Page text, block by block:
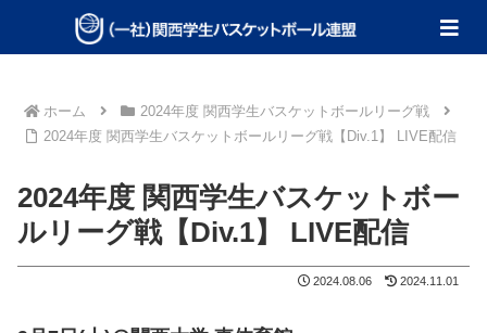
ホーム
2024年度 関西学生バスケットボールリーグ戦
2024年度 関西学生バスケットボールリーグ戦【Div.1】 LIVE配信
2024年度 関西学生バスケットボー
ルリーグ戦【Div.1】 LIVE配信
2024.08.06 2024.11.01